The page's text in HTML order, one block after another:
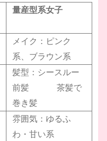
量産型系女子
メイク：ピンク
系、ブラウン系
髪型：シースルー
前髪 茶髪で
巻き髪
雰囲気：ゆるふ
わ・甘い系